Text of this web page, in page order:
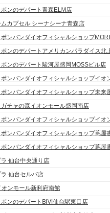
ポンのデパート青森ELM店
ムカプセル シーナシーナ青森店
ンバンダイオフィシャルショップ
ポンのデパートアメリカンパラダイス北
ポンのデパート駿河屋盛岡MOSSビル店
ポンバンダイオフィシャルショップイオ
ポンバンダイオフィシャルショップ未来
ガチャの森イオンモール盛岡南店
ポンバンダイオフィシャルショップイオ
ポンバンダイオフィシャルショップ蔦屋
ポンバンダイオフィシャルショップ蔦屋
仙台中央通り店
仙台セルバ店
オンモール新利府南館
ポンのデパートBiVi仙台駅東口店